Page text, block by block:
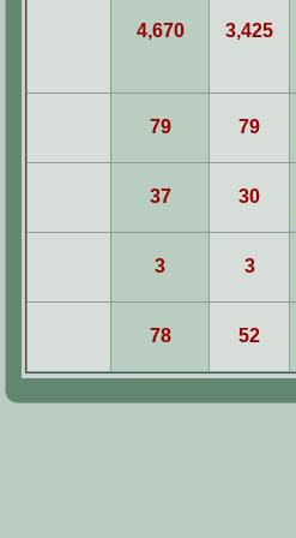
3,425
4,670
79
79
30
37
3
3
52
78